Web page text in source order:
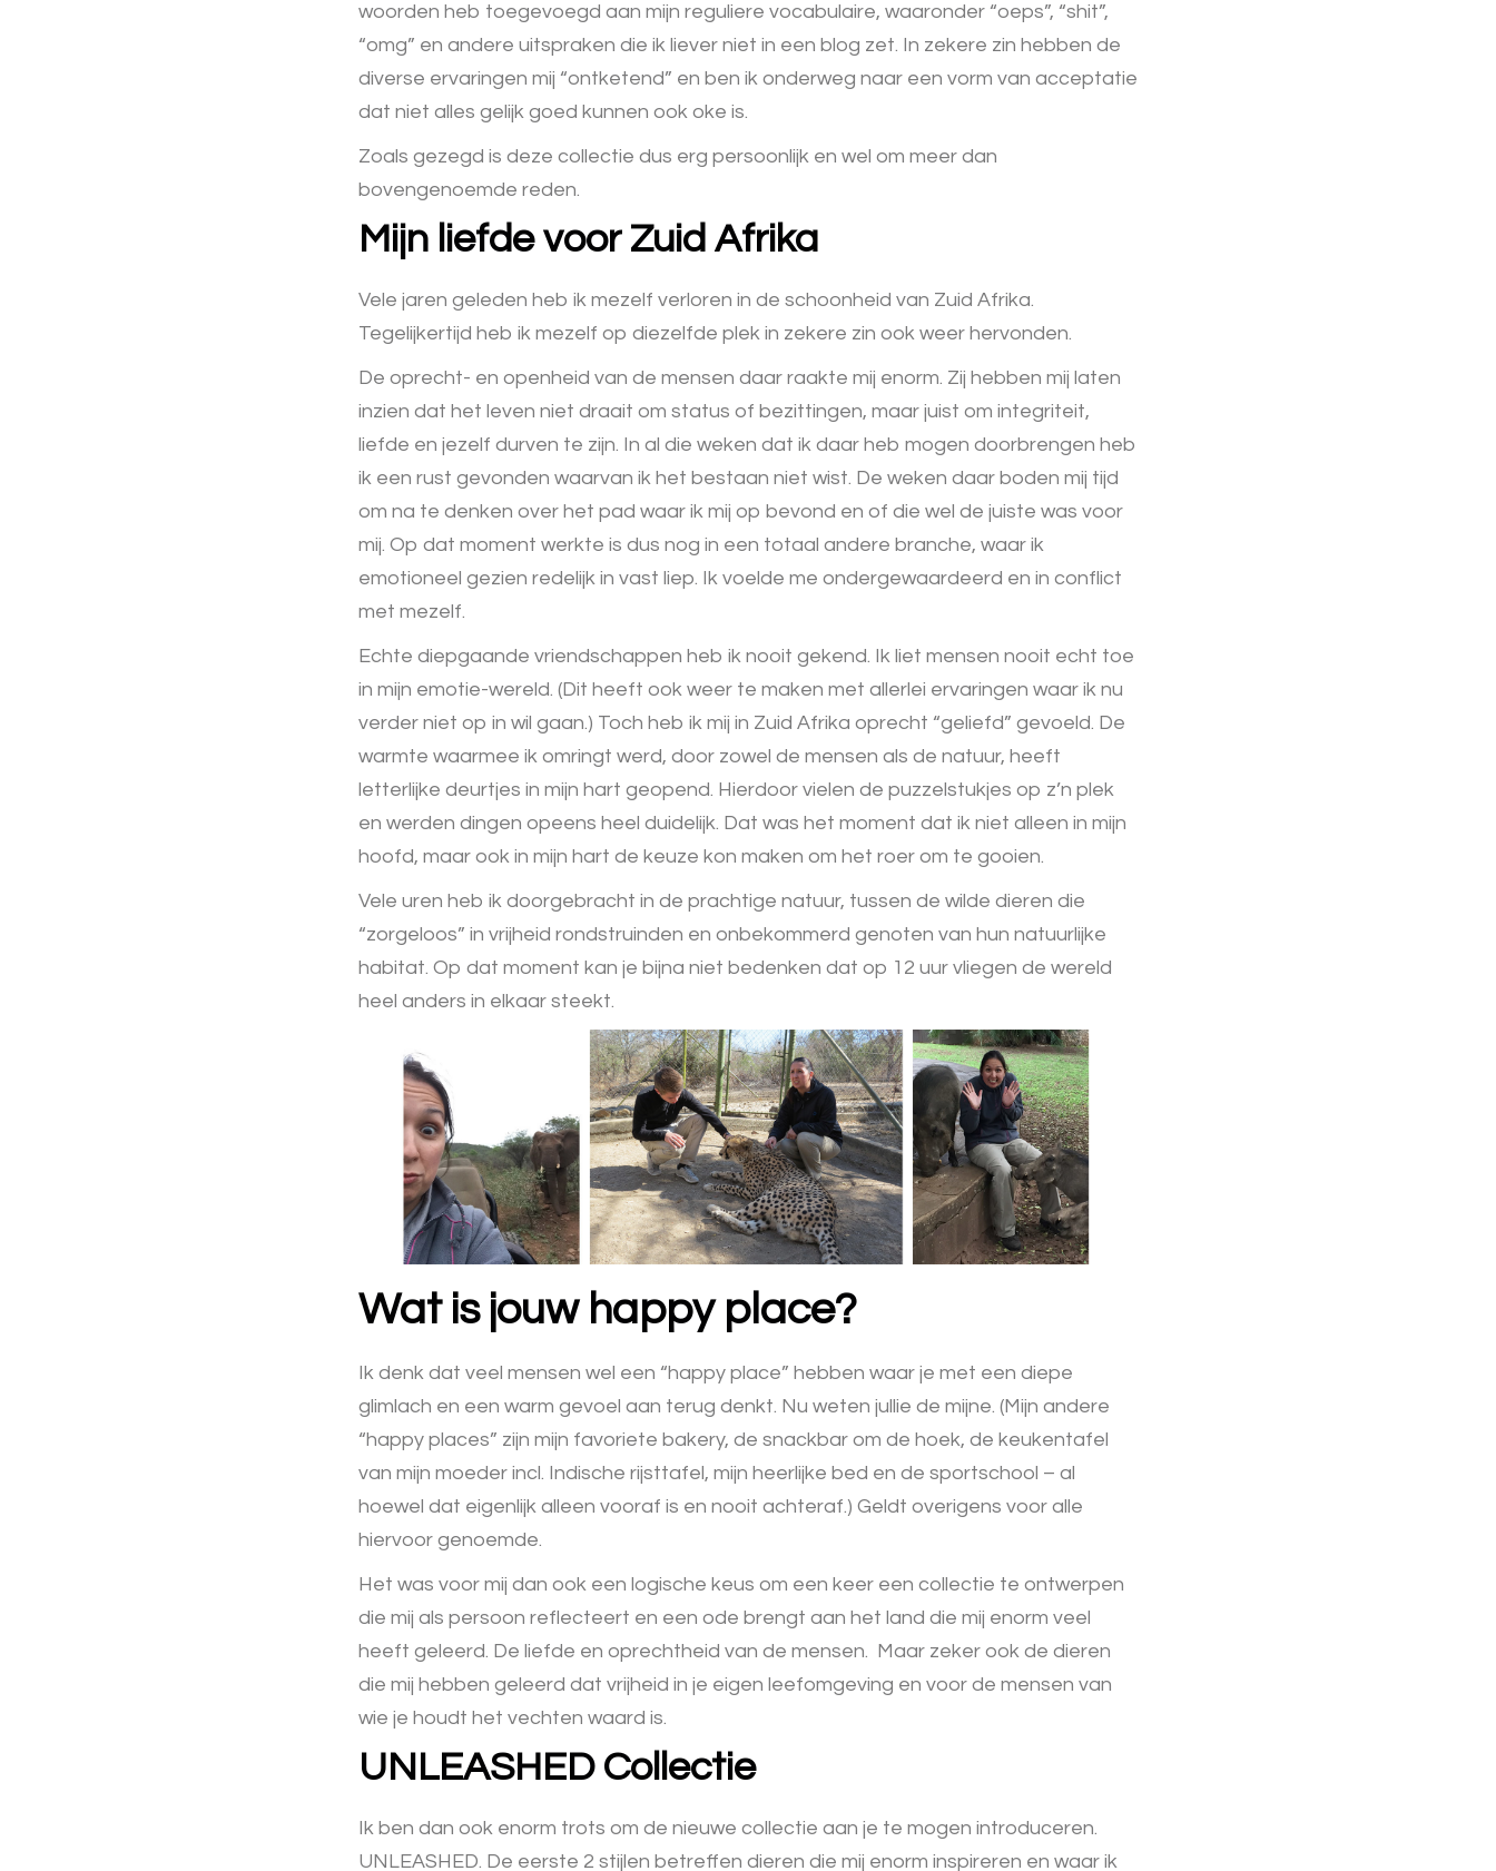
woorden heb toegevoegd aan mijn reguliere vocabulaire, waaronder “oeps”, “shit”,
“omg” en andere uitspraken die ik liever niet in een blog zet. In zekere zin hebben de
diverse ervaringen mij “ontketend” en ben ik onderweg naar een vorm van acceptatie
dat niet alles gelijk goed kunnen ook oke is.
Zoals gezegd is deze collectie dus erg persoonlijk en wel om meer dan
bovengenoemde reden.
Mijn liefde voor Zuid Afrika
Vele jaren geleden heb ik mezelf verloren in de schoonheid van Zuid Afrika.
Tegelijkertijd heb ik mezelf op diezelfde plek in zekere zin ook weer hervonden.
De oprecht- en openheid van de mensen daar raakte mij enorm. Zij hebben mij laten
inzien dat het leven niet draait om status of bezittingen, maar juist om integriteit,
liefde en jezelf durven te zijn. In al die weken dat ik daar heb mogen doorbrengen heb
ik een rust gevonden waarvan ik het bestaan niet wist. De weken daar boden mij tijd
om na te denken over het pad waar ik mij op bevond en of die wel de juiste was voor
mij. Op dat moment werkte is dus nog in een totaal andere branche, waar ik
emotioneel gezien redelijk in vast liep. Ik voelde me ondergewaardeerd en in conflict
met mezelf.
Echte diepgaande vriendschappen heb ik nooit gekend. Ik liet mensen nooit echt toe
in mijn emotie-wereld. (Dit heeft ook weer te maken met allerlei ervaringen waar ik nu
verder niet op in wil gaan.) Toch heb ik mij in Zuid Afrika oprecht “geliefd” gevoeld. De
warmte waarmee ik omringt werd, door zowel de mensen als de natuur, heeft
letterlijke deurtjes in mijn hart geopend. Hierdoor vielen de puzzelstukjes op z’n plek
en werden dingen opeens heel duidelijk. Dat was het moment dat ik niet alleen in mijn
hoofd, maar ook in mijn hart de keuze kon maken om het roer om te gooien.
Vele uren heb ik doorgebracht in de prachtige natuur, tussen de wilde dieren die
“zorgeloos” in vrijheid rondstruinden en onbekommerd genoten van hun natuurlijke
habitat. Op dat moment kan je bijna niet bedenken dat op 12 uur vliegen de wereld
heel anders in elkaar steekt.
Wat is jouw happy place?
Ik denk dat veel mensen wel een “happy place” hebben waar je met een diepe
glimlach en een warm gevoel aan terug denkt. Nu weten jullie de mijne. (Mijn andere
“happy places” zijn mijn favoriete bakery, de snackbar om de hoek, de keukentafel
van mijn moeder incl. Indische rijsttafel, mijn heerlijke bed en de sportschool – al
hoewel dat eigenlijk alleen vooraf is en nooit achteraf.) Geldt overigens voor alle
hiervoor genoemde.
Het was voor mij dan ook een logische keus om een keer een collectie te ontwerpen
die mij als persoon reflecteert en een ode brengt aan het land die mij enorm veel
heeft geleerd. De liefde en oprechtheid van de mensen. Maar zeker ook de dieren
die mij hebben geleerd dat vrijheid in je eigen leefomgeving en voor de mensen van
wie je houdt het vechten waard is.
UNLEASHED Collectie
Ik ben dan ook enorm trots om de nieuwe collectie aan je te mogen introduceren.
UNLEASHED. De eerste 2 stijlen betreffen dieren die mij enorm inspireren en waar ik